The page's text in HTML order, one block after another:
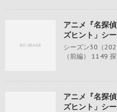
アニメ『名探
ズヒント」シ
シーズン30（
（前編） 1149
アニメ『名探
ズヒント」シ